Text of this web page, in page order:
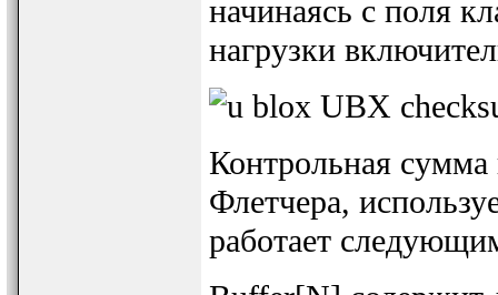
начинаясь с поля
нагрузки
Контрольная сумма
Флетчера,
работает